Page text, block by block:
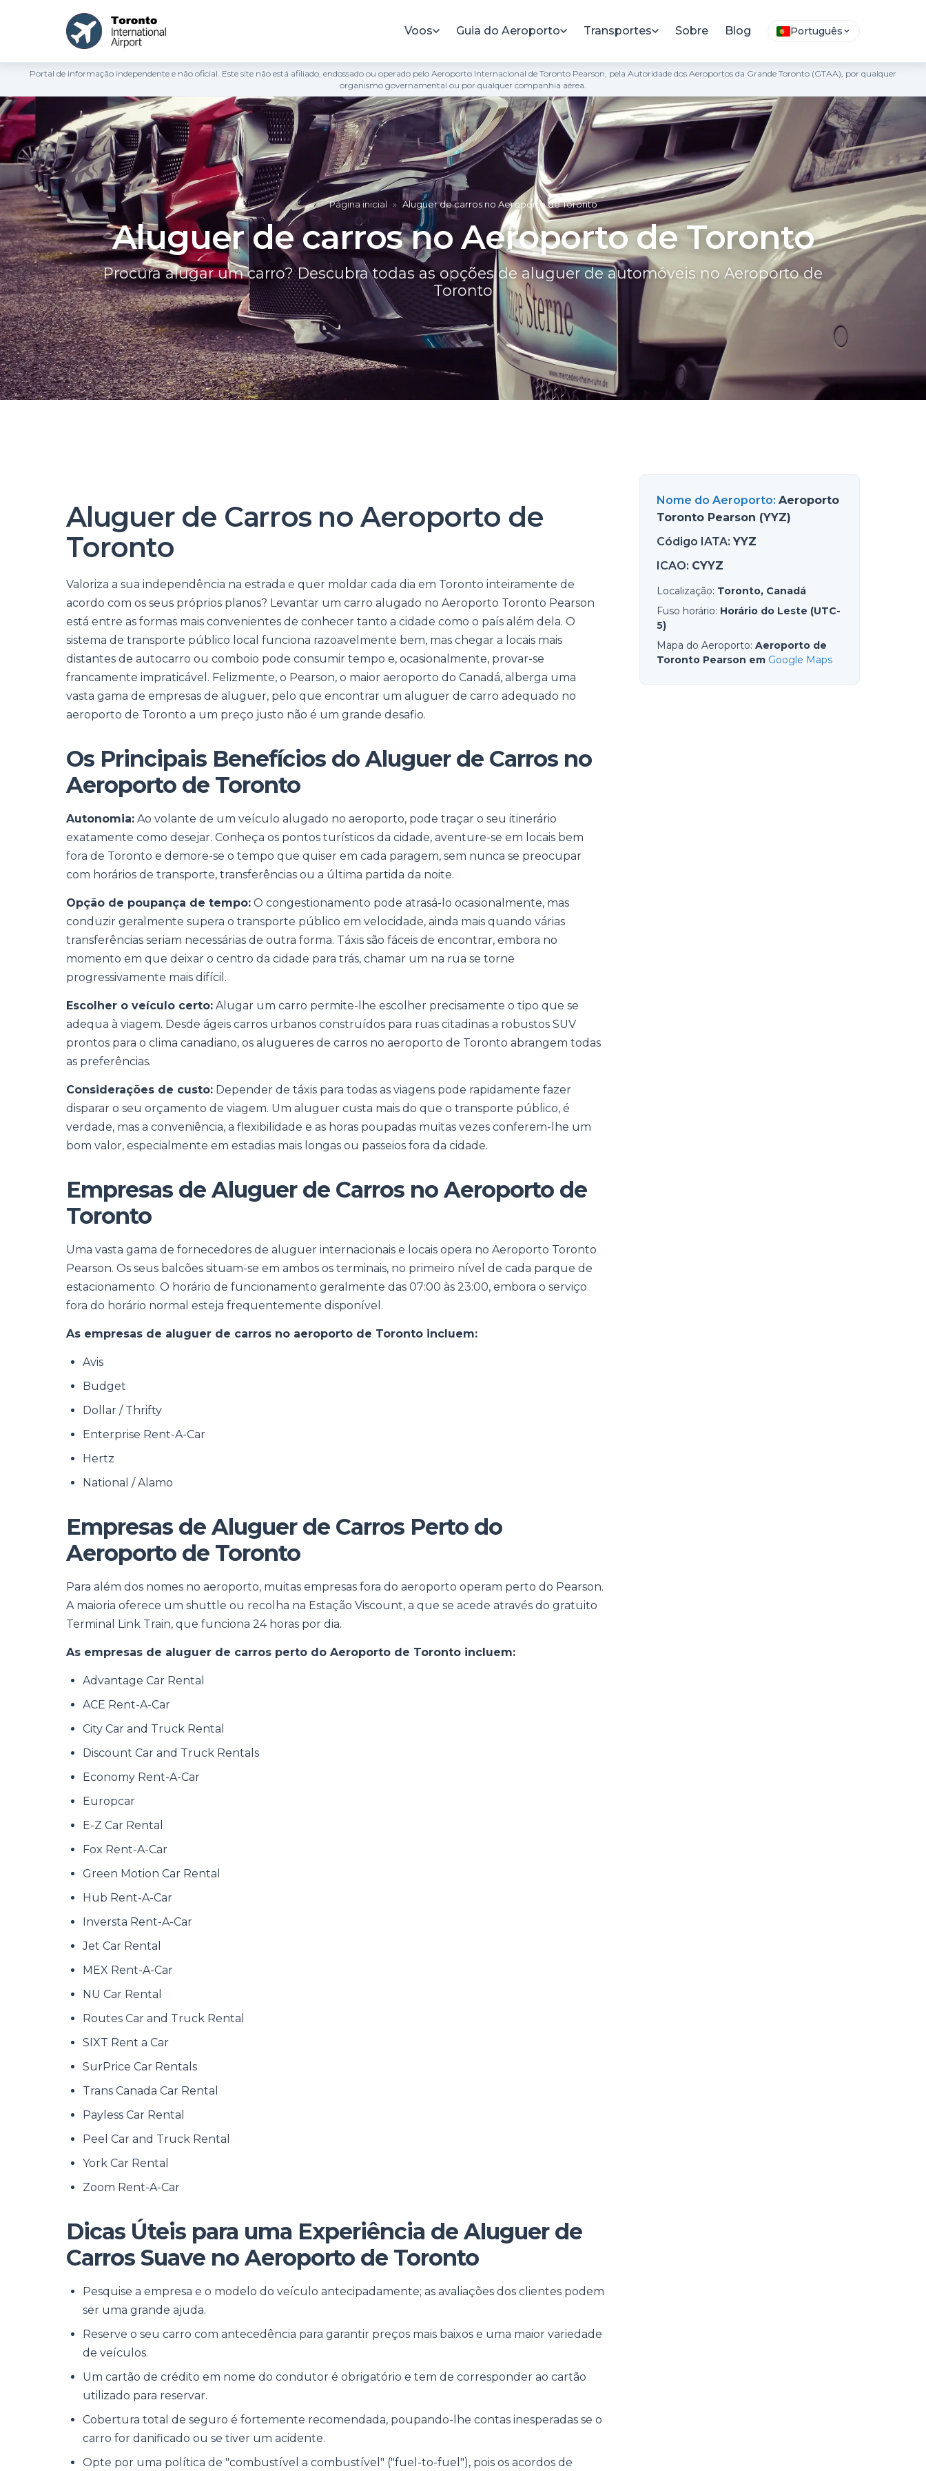
Voos Guia do Aeroporto Transportes Sobre Blog Português
Portal de informação independente e não oficial. Este site não está afiliado, endossado ou operado pelo Aeroporto Internacional de Toronto Pearson, pela Autoridade dos Aeroportos da Grande Toronto (GTAA), por qualquer
organismo governamental ou por qualquer companhia aérea.
Página inicial » Aluguer de carros no Aeroporto de Toronto
Aluguer de carros no Aeroporto de Toronto
Procura alugar um carro? Descubra todas as opções de aluguer de automóveis no Aeroporto de
Toronto
Aluguer de Carros no Aeroporto de
Toronto
Valoriza a sua independência na estrada e quer moldar cada dia em Toronto inteiramente de
acordo com os seus próprios planos? Levantar um carro alugado no Aeroporto Toronto Pearson
está entre as formas mais convenientes de conhecer tanto a cidade como o país além dela. O
sistema de transporte público local funciona razoavelmente bem, mas chegar a locais mais
distantes de autocarro ou comboio pode consumir tempo e, ocasionalmente, provar-se
francamente impraticável. Felizmente, o Pearson, o maior aeroporto do Canadá, alberga uma
vasta gama de empresas de aluguer, pelo que encontrar um aluguer de carro adequado no
aeroporto de Toronto a um preço justo não é um grande desafio.
Os Principais Benefícios do Aluguer de Carros no
Aeroporto de Toronto
Autonomia: Ao volante de um veículo alugado no aeroporto, pode traçar o seu itinerário
exatamente como desejar. Conheça os pontos turísticos da cidade, aventure-se em locais bem
fora de Toronto e demore-se o tempo que quiser em cada paragem, sem nunca se preocupar
com horários de transporte, transferências ou a última partida da noite.
Opção de poupança de tempo: O congestionamento pode atrasá-lo ocasionalmente, mas
conduzir geralmente supera o transporte público em velocidade, ainda mais quando várias
transferências seriam necessárias de outra forma. Táxis são fáceis de encontrar, embora no
momento em que deixar o centro da cidade para trás, chamar um na rua se torne
progressivamente mais difícil.
Escolher o veículo certo: Alugar um carro permite-lhe escolher precisamente o tipo que se
adequa à viagem. Desde ágeis carros urbanos construídos para ruas citadinas a robustos SUV
prontos para o clima canadiano, os alugueres de carros no aeroporto de Toronto abrangem todas
as preferências.
Considerações de custo: Depender de táxis para todas as viagens pode rapidamente fazer
disparar o seu orçamento de viagem. Um aluguer custa mais do que o transporte público, é
verdade, mas a conveniência, a flexibilidade e as horas poupadas muitas vezes conferem-lhe um
bom valor, especialmente em estadias mais longas ou passeios fora da cidade.
Empresas de Aluguer de Carros no Aeroporto de
Toronto
Uma vasta gama de fornecedores de aluguer internacionais e locais opera no Aeroporto Toronto
Pearson. Os seus balcões situam-se em ambos os terminais, no primeiro nível de cada parque de
estacionamento. O horário de funcionamento geralmente das 07:00 às 23:00, embora o serviço
fora do horário normal esteja frequentemente disponível.
As empresas de aluguer de carros no aeroporto de Toronto incluem:
Avis
Budget
Dollar / Thrifty
Enterprise Rent-A-Car
Hertz
National / Alamo
Empresas de Aluguer de Carros Perto do
Aeroporto de Toronto
Para além dos nomes no aeroporto, muitas empresas fora do aeroporto operam perto do Pearson.
A maioria oferece um shuttle ou recolha na Estação Viscount, a que se acede através do gratuito
Terminal Link Train, que funciona 24 horas por dia.
As empresas de aluguer de carros perto do Aeroporto de Toronto incluem:
Advantage Car Rental
ACE Rent-A-Car
City Car and Truck Rental
Discount Car and Truck Rentals
Economy Rent-A-Car
Europcar
E-Z Car Rental
Fox Rent-A-Car
Green Motion Car Rental
Hub Rent-A-Car
Inversta Rent-A-Car
Jet Car Rental
MEX Rent-A-Car
NU Car Rental
Routes Car and Truck Rental
SIXT Rent a Car
SurPrice Car Rentals
Trans Canada Car Rental
Payless Car Rental
Peel Car and Truck Rental
York Car Rental
Zoom Rent-A-Car
Dicas Úteis para uma Experiência de Aluguer de
Carros Suave no Aeroporto de Toronto
Pesquise a empresa e o modelo do veículo antecipadamente; as avaliações dos clientes podem
ser uma grande ajuda.
Reserve o seu carro com antecedência para garantir preços mais baixos e uma maior variedade
de veículos.
Um cartão de crédito em nome do condutor é obrigatório e tem de corresponder ao cartão
utilizado para reservar.
Cobertura total de seguro é fortemente recomendada, poupando-lhe contas inesperadas se o
carro for danificado ou se tiver um acidente.
Opte por uma política de "combustível a combustível" ("fuel-to-fuel"), pois os acordos de
Nome do Aeroporto: Aeroporto
Toronto Pearson (YYZ)
Código IATA: YYZ
ICAO: CYYZ
Localização: Toronto, Canadá
Fuso horário: Horário do Leste (UTC-
5)
Mapa do Aeroporto: Aeroporto de
Toronto Pearson em Google Maps